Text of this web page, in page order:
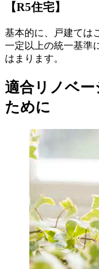
【R5住宅】
基本的に、戸建ては
一定以上の統一基準
はまります。
適合リノベ
ために